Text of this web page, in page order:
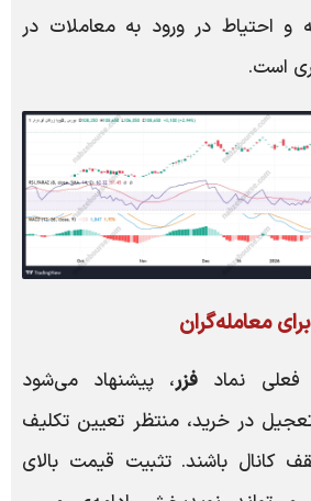
احتیاط در ورود به معاملات در
است.
معامله‌گران
نماد فزر، پیشنهاد می‌شود
در خرید، منتظر تعیین تکلیف
کانال باشند. تثبیت قیمت بالای